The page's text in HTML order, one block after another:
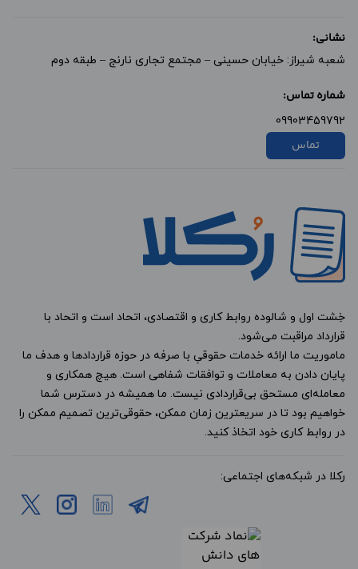
نشانی:
شعبه شیراز: خیابان حسینی – مجتمع تجاری نارنج – طبقه دوم
شماره تماس:
09903459792
تماس
خِشت اول و شالوده روابط کاری و اقتصادی، اتحاد است و اتحاد با
قرارداد مراقبت می‌شود.
ماموریت ما ارائه خدمات حقوقیِ با صرفه در حوزه قراردادها و هدف ما
پایان دادن به معاملات و توافقات شفاهی است. هیچ همکاری و
معامله‌ای مستحق بی‌قراردادی نیست. ما همیشه در دسترس شما
خواهیم بود تا در سریعترین زمان ممکن، حقوقی‌ترین تصمیم ممکن را
در روابط کاری خود اتخاذ کنید.
رکلا در شبکه‌های اجتماعی: